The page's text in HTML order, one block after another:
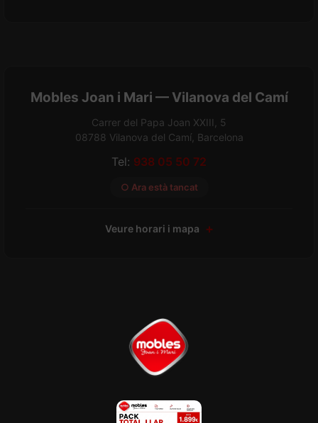
Mobles Joan i Mari — Vilanova del Camí
Carrer del Papa Joan XXIII, 5
08788 Vilanova del Camí, Barcelona
Tel: 938 05 50 72
○ Ara està tancat
Veure horari i mapa